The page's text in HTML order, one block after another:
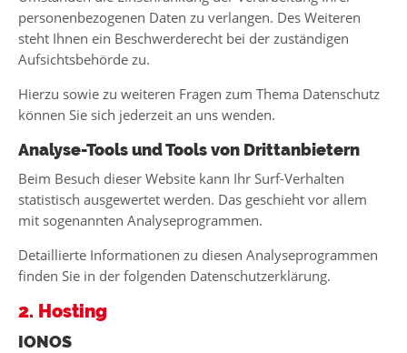
personenbezogenen Daten zu verlangen. Des Weiteren
steht Ihnen ein Beschwerderecht bei der zuständigen
Aufsichtsbehörde zu.
Hierzu sowie zu weiteren Fragen zum Thema Datenschutz
können Sie sich jederzeit an uns wenden.
Analyse-Tools und Tools von Dritt­anbietern
Beim Besuch dieser Website kann Ihr Surf-Verhalten
statistisch ausgewertet werden. Das geschieht vor allem
mit sogenannten Analyseprogrammen.
Detaillierte Informationen zu diesen Analyseprogrammen
finden Sie in der folgenden Datenschutzerklärung.
2. Hosting
IONOS